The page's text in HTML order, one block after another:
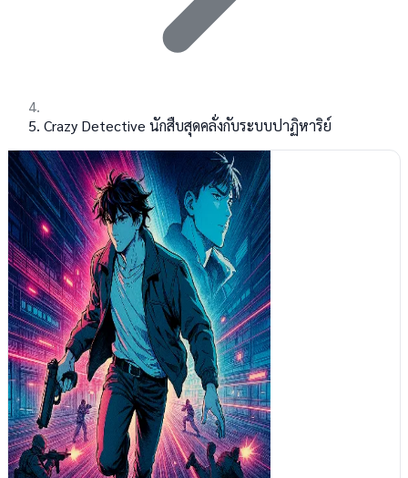
Crazy Detective นักสืบสุดคลั่งกับระบบปาฏิหาริย์